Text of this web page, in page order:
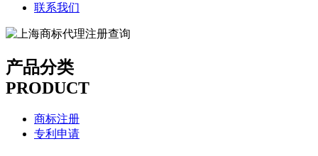
联系我们
产品分类
PRODUCT
商标注册
专利申请